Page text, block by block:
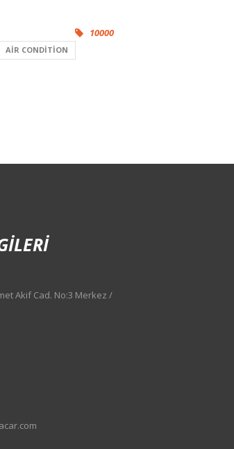
10000
AIR CONDITION
Akif Cad. No:3 Merkez /